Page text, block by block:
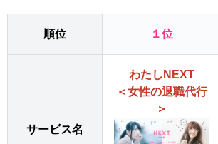
順位 １位
サービス名
わたしNEXT
＜女性の退職代行
＞